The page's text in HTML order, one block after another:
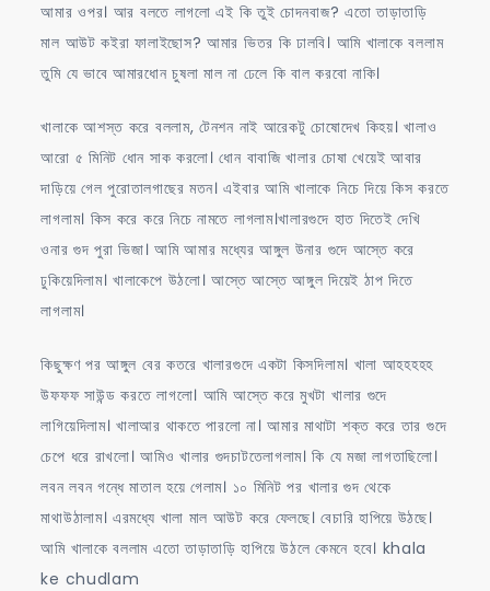
আমার ওপর। আর বলতে লাগলো এই কি তুই চোদনবাজ? এতো তাড়াতাড়ি
মাল আউট কইরা ফালাইছোস? আমার ভিতর কি ঢালবি। আমি খালাকে বললাম
তুমি যে ভাবে আমারধোন চুষলা মাল না ঢেলে কি বাল করবো নাকি।
খালাকে আশস্ত করে বললাম, টেনশন নাই আরেকটু চোষোদেখ কিহয়। খালাও
আরো ৫ মিনিট ধোন সাক করলো। ধোন বাবাজি খালার চোষা খেয়েই আবার
দাড়িয়ে গেল পুরোতালগাছের মতন। এইবার আমি খালাকে নিচে দিয়ে কিস করতে
লাগলাম। কিস করে করে নিচে নামতে লাগলাম।খালারগুদে হাত দিতেই দেখি
ওনার গুদ পুরা ভিজা। আমি আমার মধ্যের আঙ্গুল উনার গুদে আস্তে করে
ঢুকিয়েদিলাম। খালাকেপে উঠলো। আস্তে আস্তে আঙ্গুল দিয়েই ঠাপ দিতে
লাগলাম।
কিছুক্ষণ পর আঙ্গুল বের কতরে খালারগুদে একটা কিসদিলাম। খালা আহহহহহ
উফফফ সাউন্ড করতে লাগলো। আমি আস্তে করে মুখটা খালার গুদে
লাগিয়েদিলাম। খালাআর থাকতে পারলো না। আমার মাথাটা শক্ত করে তার গুদে
চেপে ধরে রাখলো। আমিও খালার গুদচাটতেলাগলাম। কি যে মজা লাগতাছিলো।
লবন লবন গন্ধে মাতাল হয়ে গেলাম। ১০ মিনিট পর খালার গুদ থেকে
মাথাউঠালাম। এরমধ্যে খালা মাল আউট করে ফেলছে। বেচারি হাপিয়ে উঠছে।
আমি খালাকে বললাম এতো তাড়াতাড়ি হাপিয়ে উঠলে কেমনে হবে। khala
ke chudlam